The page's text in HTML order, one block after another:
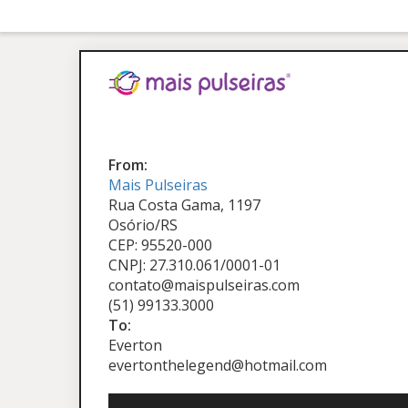
From:
Mais Pulseiras
Rua Costa Gama, 1197
Osório/RS
CEP: 95520-000
CNPJ: 27.310.061/0001-01
contato@maispulseiras.com
(51) 99133.3000
To:
Everton
evertonthelegend@hotmail.com